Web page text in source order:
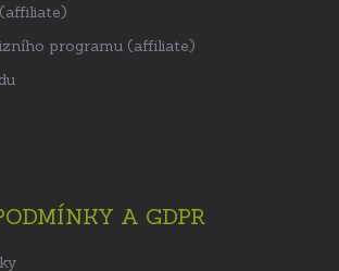
programu (affiliate)
A GDPR